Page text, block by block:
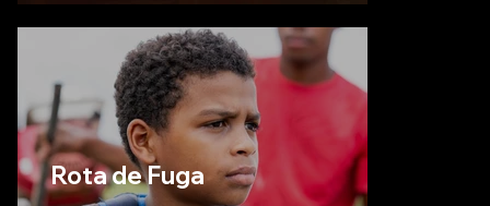
Rota de Fuga